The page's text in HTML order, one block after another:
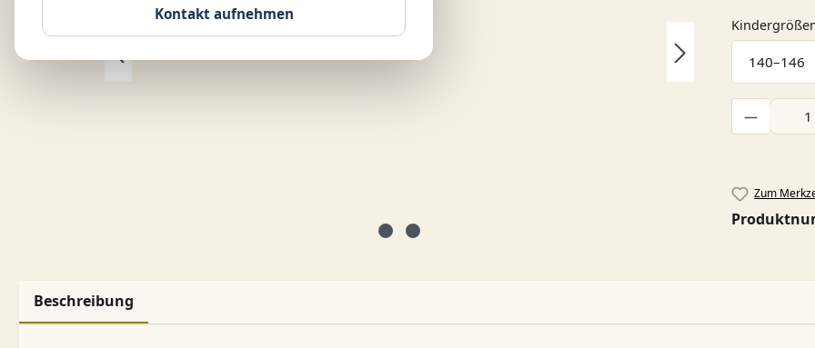
Kontakt aufnehmen
Produkt
Zum
Beschreibung